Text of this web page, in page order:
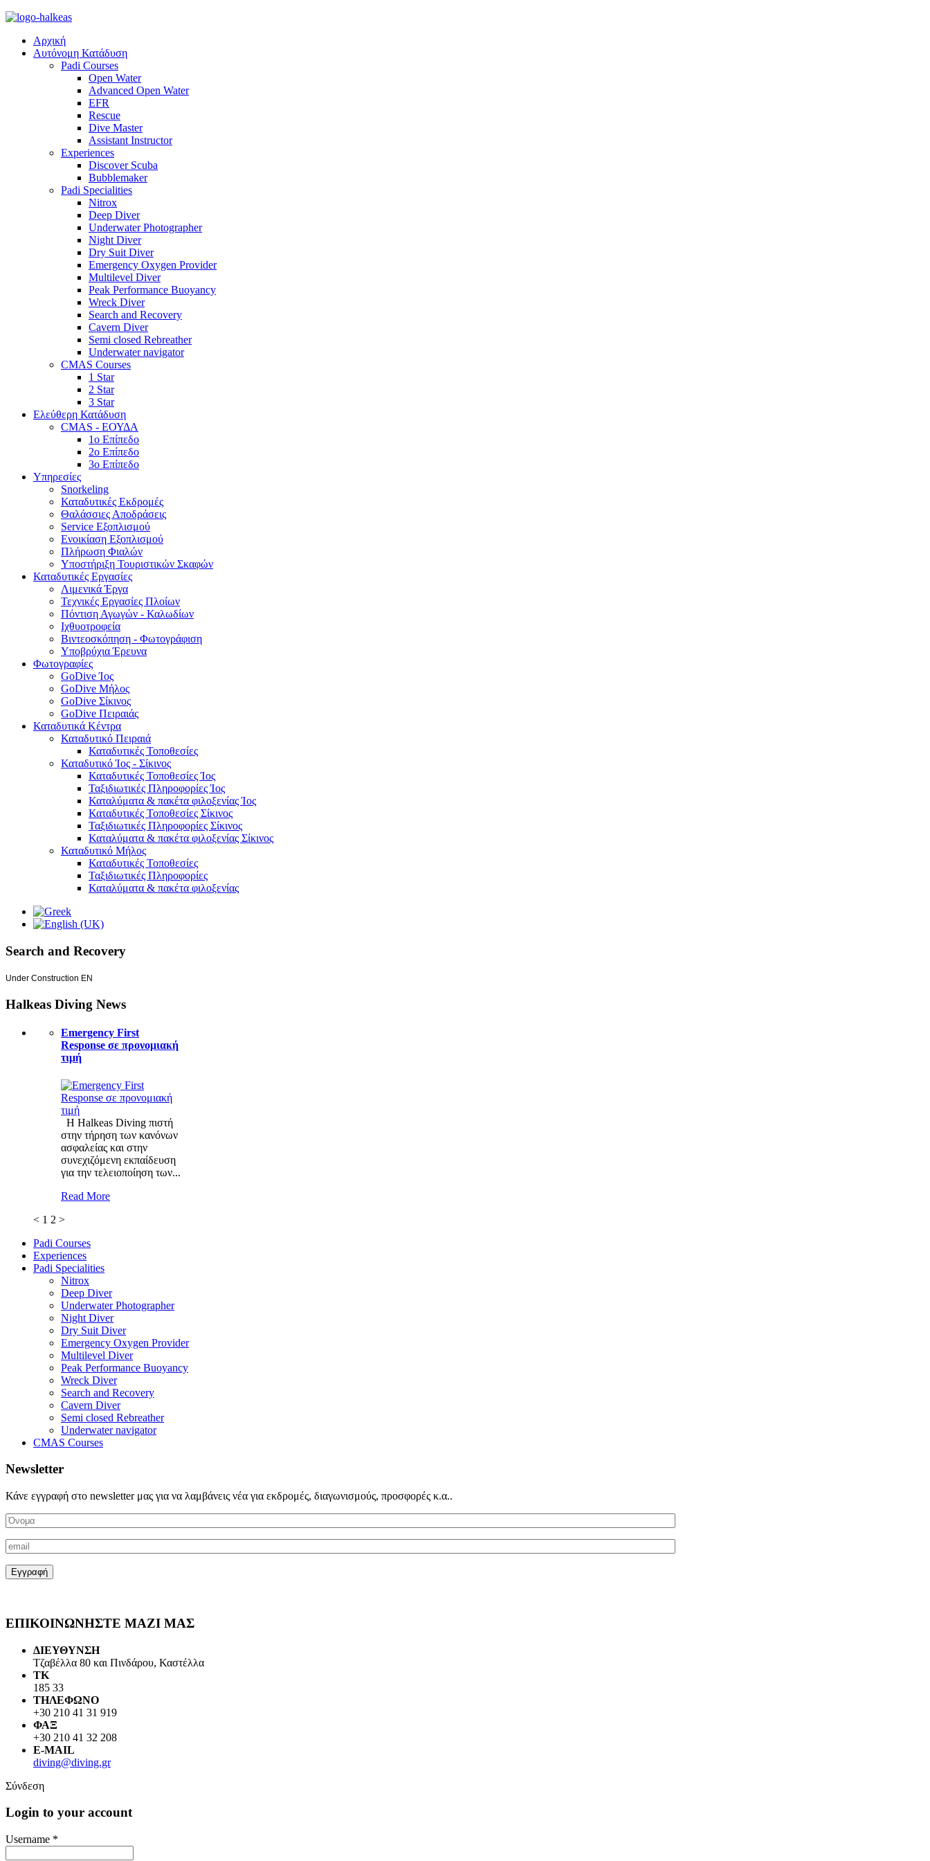
Αρχική
Αυτόνομη Κατάδυση
Padi Courses
Open Water
Advanced Open Water
EFR
Rescue
Dive Master
Assistant Instructor
Experiences
Discover Scuba
Bubblemaker
Padi Specialities
Nitrox
Deep Diver
Underwater Photographer
Night Diver
Dry Suit Diver
Emergency Oxygen Provider
Multilevel Diver
Peak Performance Buoyancy
Wreck Diver
Search and Recovery
Cavern Diver
Semi closed Rebreather
Underwater navigator
CMAS Courses
1 Star
2 Star
3 Star
Ελεύθερη Κατάδυση
CMAS - ΕΟΥΔΑ
1ο Επίπεδο
2ο Επίπεδο
3ο Επίπεδο
Υπηρεσίες
Snorkeling
Καταδυτικές Εκδρομές
Θαλάσσιες Αποδράσεις
Service Εξοπλισμού
Ενοικίαση Εξοπλισμού
Πλήρωση Φιαλών
Υποστήριξη Τουριστικών Σκαφών
Καταδυτικές Εργασίες
Λιμενικά Έργα
Τεχνικές Εργασίες Πλοίων
Πόντιση Αγωγών - Καλωδίων
Ιχθυοτροφεία
Βιντεοσκόπηση - Φωτογράφιση
Υποβρύχια Έρευνα
Φωτογραφίες
GoDive Ίος
GoDive Μήλος
GoDive Σίκινος
GoDive Πειραιάς
Καταδυτικά Κέντρα
Καταδυτικό Πειραιά
Καταδυτικές Τοποθεσίες
Καταδυτικό Ίος - Σίκινος
Καταδυτικές Τοποθεσίες Ίος
Ταξιδιωτικές Πληροφορίες Ίος
Καταλύματα & πακέτα φιλοξενίας Ίος
Καταδυτικές Τοποθεσίες Σίκινος
Ταξιδιωτικές Πληροφορίες Σίκινος
Καταλύματα & πακέτα φιλοξενίας Σίκινος
Καταδυτικό Μήλος
Καταδυτικές Τοποθεσίες
Ταξιδιωτικές Πληροφορίες
Καταλύματα & πακέτα φιλοξενίας
Search and Recovery
Under Construction EN
Halkeas Diving News
Emergency First
Response σε προνομιακή
τιμή
Η Halkeas Diving πιστή
στην τήρηση των κανόνων
ασφαλείας και στην
συνεχιζόμενη εκπαίδευση
για την τελειοποίηση των...
Read More
< 1 2 >
Padi Courses
Experiences
Padi Specialities
Nitrox
Deep Diver
Underwater Photographer
Night Diver
Dry Suit Diver
Emergency Oxygen Provider
Multilevel Diver
Peak Performance Buoyancy
Wreck Diver
Search and Recovery
Cavern Diver
Semi closed Rebreather
Underwater navigator
CMAS Courses
Newsletter
Κάνε εγγραφή στο newsletter μας για να λαμβάνεις νέα για εκδρομές, διαγωνισμούς, προσφορές κ.α..
ΕΠΙΚΟΙΝΩΝΗΣΤΕ ΜΑΖΙ ΜΑΣ
ΔΙΕΥΘΥΝΣΗ
Τζαβέλλα 80 και Πινδάρου, Καστέλλα
ΤΚ
185 33
ΤΗΛΕΦΩΝΟ
+30 210 41 31 919
ΦΑΞ
+30 210 41 32 208
E-MAIL
diving@diving.gr
Σύνδεση
Login to your account
Username *